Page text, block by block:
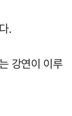
.
강연이 이루